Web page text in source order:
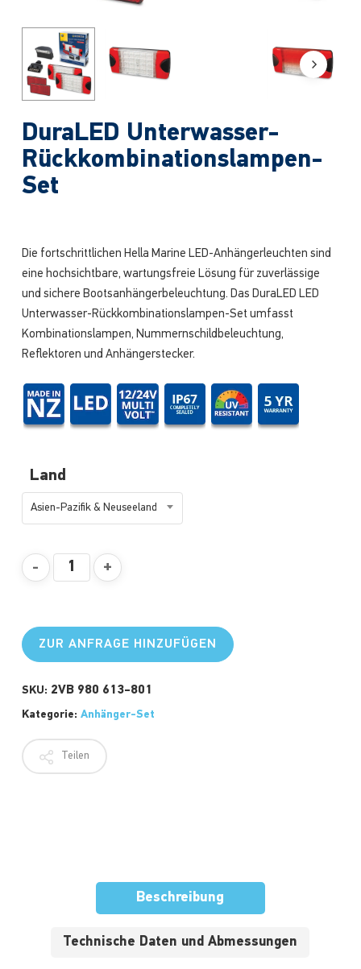
DuraLED Unterwasser-
Rückkombinationslampen-
Set
Die fortschrittlichen Hella Marine LED-Anhängerleuchten sind
eine hochsichtbare, wartungsfreie Lösung für zuverlässige
und sichere Bootsanhängerbeleuchtung. Das DuraLED LED
Unterwasser-Rückkombinationslampen-Set umfasst
Kombinationslampen, Nummernschildbeleuchtung,
Reflektoren und Anhängerstecker.
Land
Asien-Pazifik & Neuseeland
ZUR ANFRAGE HINZUFÜGEN
SKU: 2VB 980 613-801
Kategorie: Anhänger-Set
Teilen
Beschreibung
Technische Daten und Abmessungen